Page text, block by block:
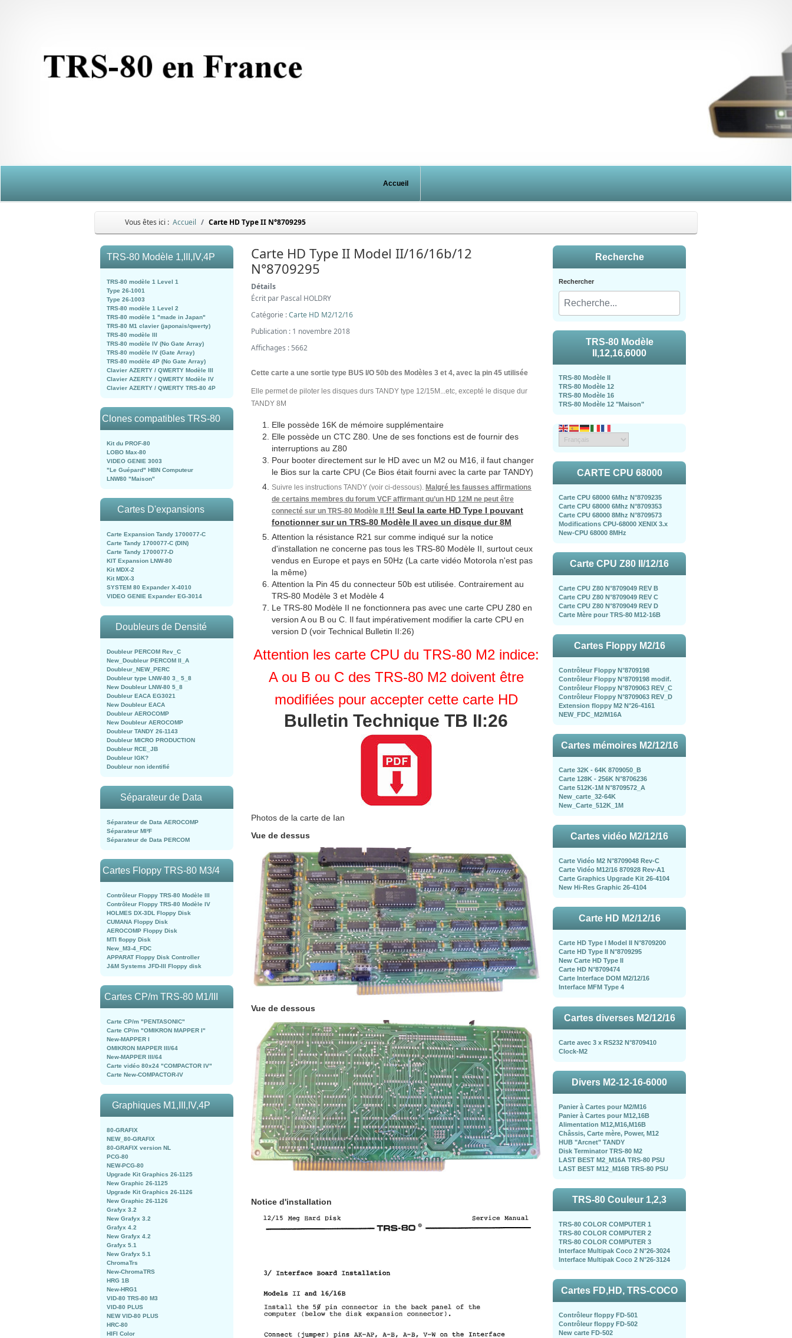
Accueil
Vous êtes ici : Accueil Carte HD Type II N°8709295
TRS-80 Modèle 1,III,IV,4P
TRS-80 modèle 1 Level 1
Type 26-1001
Type 26-1003
TRS-80 modèle 1 Level 2
TRS-80 modèle 1 "made in Japan"
TRS-80 M1 clavier (japonais/qwerty)
TRS-80 modèle III
TRS-80 modèle IV (No Gate Array)
TRS-80 modèle IV (Gate Array)
TRS-80 modèle 4P (No Gate Array)
Clavier AZERTY / QWERTY Modèle III
Clavier AZERTY / QWERTY Modèle IV
Clavier AZERTY / QWERTY TRS-80 4P
Clones compatibles TRS-80
Kit du PROF-80
LOBO Max-80
VIDEO GENIE 3003
"Le Guépard" HBN Computeur
LNW80 "Maison"
Cartes D'expansions
Carte Expansion Tandy 1700077-C
Carte Tandy 1700077-C (DIN)
Carte Tandy 1700077-D
KIT Expansion LNW-80
Kit MDX-2
Kit MDX-3
SYSTEM 80 Expander X-4010
VIDEO GENIE Expander EG-3014
Doubleurs de Densité
Doubleur PERCOM Rev_C
New_Doubleur PERCOM II_A
Doubleur_NEW_PERC
Doubleur type LNW-80 3_ 5_8
New Doubleur LNW-80 5_8
Doubleur EACA EG3021
New Doubleur EACA
Doubleur AEROCOMP
New Doubleur AEROCOMP
Doubleur TANDY 26-1143
Doubleur MICRO PRODUCTION
Doubleur RCE_JB
Doubleur IGK?
Doubleur non identifié
Séparateur de Data
Séparateur de Data AEROCOMP
Séparateur MI²F
Séparateur de Data PERCOM
Cartes Floppy TRS-80 M3/4
Contrôleur Floppy TRS-80 Modèle III
Contrôleur Floppy TRS-80 Modèle IV
HOLMES DX-3DL Floppy Disk
CUMANA Floppy Disk
AEROCOMP Floppy Disk
MTI floppy Disk
New_M3-4_FDC
APPARAT Floppy Disk Controller
J&M Systems JFD-III Floppy disk
Cartes CP/m TRS-80 M1/III
Carte CP/m "PENTASONIC"
Carte CP/m "OMIKRON MAPPER I"
New-MAPPER I
OMIKRON MAPPER III/64
New-MAPPER III/64
Carte vidéo 80x24 "COMPACTOR IV"
Carte New-COMPACTOR-IV
Graphiques M1,III,IV,4P
80-GRAFIX
NEW_80-GRAFIX
80-GRAFIX version NL
PCG-80
NEW-PCG-80
Upgrade Kit Graphics 26-1125
New Graphic 26-1125
Upgrade Kit Graphics 26-1126
New Graphic 26-1126
Grafyx 3.2
New Grafyx 3.2
Grafyx 4.2
New Grafyx 4.2
Grafyx 5.1
New Grafyx 5.1
ChromaTrs
New-ChromaTRS
HRG 1B
New-HRG1
VID-80 TRS-80 M3
VID-80 PLUS
NEW VID-80 PLUS
HRC-80
HIFI Color
Carte HD Type II Model II/16/16b/12
N°8709295
Détails
Écrit par Pascal HOLDRY
Catégorie :Carte HD M2/12/16
Publication : 1 novembre 2018
Affichages : 5662
Cette carte a une sortie type BUS I/O 50b des Modèles 3 et 4, avec la pin 45 utilisée
Elle permet de piloter les disques durs TANDY type 12/15M...etc, excepté le disque dur
TANDY 8M
Elle possède 16K de mémoire supplémentaire
Elle possède un CTC Z80. Une de ses fonctions est de fournir des
interruptions au Z80
Pour booter directement sur le HD avec un M2 ou M16, il faut changer
le Bios sur la carte CPU (Ce Bios était fourni avec la carte par TANDY)
Suivre les instructions TANDY (voir ci-dessous). Malgré les fausses affirmations
de certains membres du forum VCF affirmant qu’un HD 12M ne peut être
connecté sur un TRS-80 Modèle II !!! Seul la carte HD Type I pouvant
fonctionner sur un TRS-80 Modèle II avec un disque dur 8M
Attention la résistance R21 sur comme indiqué sur la notice
d'installation ne concerne pas tous les TRS-80 Modèle II, surtout ceux
vendus en Europe et pays en 50Hz (La carte vidéo Motorola n'est pas
la même)
Attention la Pin 45 du connecteur 50b est utilisée. Contrairement au
TRS-80 Modèle 3 et Modèle 4
Le TRS-80 Modèle II ne fonctionnera pas avec une carte CPU Z80 en
version A ou B ou C. Il faut impérativement modifier la carte CPU en
version D (voir Technical Bulletin II:26)
Attention les carte CPU du TRS-80 M2 indice:
A ou B ou C des TRS-80 M2 doivent être
modifiées pour accepter cette carte HD
Bulletin Technique TB II:26
Photos de la carte de Ian
Vue de dessus
Vue de dessous
Notice d'installation
Recherche
Rechercher
TRS-80 Modèle
II,12,16,6000
TRS-80 Modèle II
TRS-80 Modèle 12
TRS-80 Modèle 16
TRS-80 Modèle 12 "Maison"
CARTE CPU 68000
Carte CPU 68000 6Mhz N°8709235
Carte CPU 68000 6Mhz N°8709353
Carte CPU 68000 8Mhz N°8709573
Modifications CPU-68000 XENIX 3.x
New-CPU 68000 8MHz
Carte CPU Z80 II/12/16
Carte CPU Z80 N°8709049 REV B
Carte CPU Z80 N°8709049 REV C
Carte CPU Z80 N°8709049 REV D
Carte Mère pour TRS-80 M12-16B
Cartes Floppy M2/16
Contrôleur Floppy N°8709198
Contrôleur Floppy N°8709198 modif.
Contrôleur Floppy N°8709063 REV_C
Contrôleur Floppy N°8709063 REV_D
Extension floppy M2 N°26-4161
NEW_FDC_M2/M16A
Cartes mémoires M2/12/16
Carte 32K - 64K 8709050_B
Carte 128K - 256K N°8706236
Carte 512K-1M N°8709572_A
New_carte_32-64K
New_Carte_512K_1M
Cartes vidéo M2/12/16
Carte Vidéo M2 N°8709048 Rev-C
Carte Vidéo M12/16 870928 Rev-A1
Carte Graphics Upgrade Kit 26-4104
New Hi-Res Graphic 26-4104
Carte HD M2/12/16
Carte HD Type I Model II N°8709200
Carte HD Type II N°8709295
New Carte HD Type II
Carte HD N°8709474
Carte Interface DOM M2/12/16
Interface MFM Type 4
Cartes diverses M2/12/16
Carte avec 3 x RS232 N°8709410
Clock-M2
Divers M2-12-16-6000
Panier à Cartes pour M2/M16
Panier à Cartes pour M12,16B
Alimentation M12,M16,M16B
Châssis, Carte mère, Power, M12
HUB "Arcnet" TANDY
Disk Terminator TRS-80 M2
LAST BEST M2_M16A TRS-80 PSU
LAST BEST M12_M16B TRS-80 PSU
TRS-80 Couleur 1,2,3
TRS-80 COLOR COMPUTER 1
TRS-80 COLOR COMPUTER 2
TRS-80 COLOR COMPUTER 3
Interface Multipak Coco 2 N°26-3024
Interface Multipak Coco 2 N°26-3124
Cartes FD,HD, TRS-COCO
Contrôleur floppy FD-501
Contrôleur floppy FD-502
New carte FD-502